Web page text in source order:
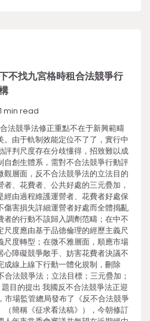
不找九宮格時租合法競爭行
1 min read
法競爭法修正重點不在于新興範疇
由于軌制效能定位不了了，實行中
判尺度存在分歧懂得，招致難以成
創生體系，需對不合法競爭行動評
層面，反不合法競爭法的立法目的
、花費者、公共好處的三元疊加，
由過程維護運營者、花費者好處保
害損失詳細運營者好處而全體搗亂
的行動不該歸入調劑范疇；在中不
度應由基于品德倫理的經歷主義尺
度轉型；在微不雅層面，順應市場
障礙競爭敵手、妨害花費者決議不
線上線下行動一體化規制，刪除
法競爭法；立法目標；三元疊加；
目的提出 我國反不合法競爭法正迎
市場監管總局發布了《反不合法競爭
簡稱《征求看法稿》），今朝修訂